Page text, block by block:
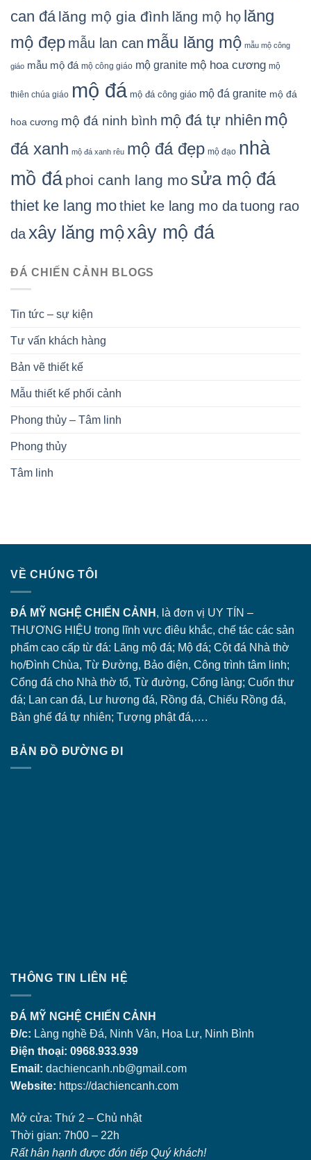
can đá lăng mộ gia đình lăng mộ họ lăng
mộ đẹp mẫu lan can mẫu lăng mộ mẫu mộ công
giáo mẫu mộ đá mộ công giáo mộ granite mộ hoa cương mộ
thiên chúa giáo mộ đá mộ đá công giáo mộ đá granite mộ đá
hoa cương mộ đá ninh bình mộ đá tự nhiên mộ
đá xanh mộ đá xanh rêu mộ đá đẹp mộ đạo nhà
mồ đá phoi canh lang mo sửa mộ đá
thiet ke lang mothiet ke lang mo datuong rao
daxây lăng mộxây mộ đá
ĐÁ CHIẾN CẢNH BLOGS
Tin tức – sự kiện
Tư vấn khách hàng
Bản vẽ thiết kế
Mẫu thiết kế phối cảnh
Phong thủy – Tâm linh
Phong thủy
Tâm linh
VỀ CHÚNG TÔI
ĐÁ MỸ NGHỆ CHIẾN CẢNH , là đơn vị UY TÍN –
THƯƠNG HIỆU trong lĩnh vực điêu khắc, chế tác các sản
phẩm cao cấp từ đá: Lăng mộ đá; Mộ đá; Cột đá Nhà thờ
họ/Đình Chùa, Từ Đường, Bảo điện, Công trình tâm linh;
Cổng đá cho Nhà thờ tổ, Từ đường, Cổng làng; Cuốn thư
đá; Lan can đá, Lư hương đá, Rồng đá, Chiếu Rồng đá,
Bàn ghế đá tự nhiên; Tượng phật đá,….
BẢN ĐỒ ĐƯỜNG ĐI
THÔNG TIN LIÊN HỆ
ĐÁ MỸ NGHỆ CHIẾN CẢNH
Đ/c: Làng nghề Đá, Ninh Vân, Hoa Lư, Ninh Bình
Điện thoại: 0968.933.939
Email: dachiencanh.nb@gmail.com
Website: https://dachiencanh.com
Mở cửa: Thứ 2 – Chủ nhật
Thời gian: 7h00 – 22h
Rất hân hạnh được đón tiếp Quý khách!